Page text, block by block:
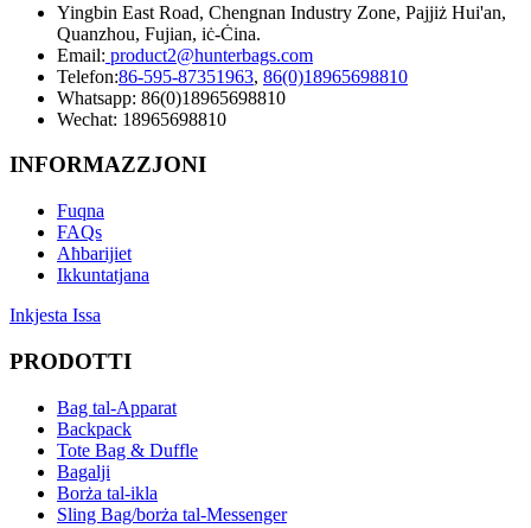
Yingbin East Road, Chengnan Industry Zone, Pajjiż Hui'an,
Quanzhou, Fujian, iċ-Ċina.
Email: product2@hunterbags.com
Telefon:86-595-87351963, 86(0)18965698810
Whatsapp: 86(0)18965698810
Wechat: 18965698810
INFORMAZZJONI
Fuqna
FAQs
Aħbarijiet
Ikkuntatjana
Inkjesta Issa
PRODOTTI
Bag tal-Apparat
Backpack
Tote Bag & Duffle
Bagalji
Borża tal-ikla
Sling Bag/borża tal-Messenger